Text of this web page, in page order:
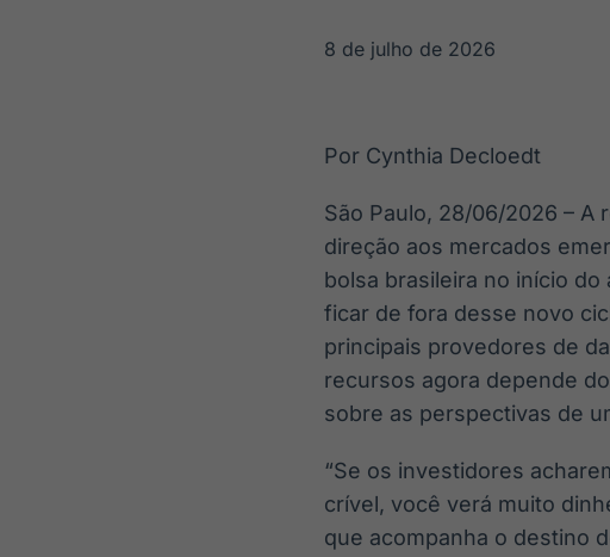
Plataforma para
negociação de
APIs para
integração de
Broadcast
inteligente de
notícias e
conteúdos
Broadcast
A melhor
plataforma para
analisar fundos
de investimento
no Brasil
8 de julho de 2026
Por Cynthia Decloedt
São Paulo, 28/06/2026 –
direção aos mercados
bolsa brasileira no início
ficar de fora desse novo
principais provedores de
recursos agora depende
sobre as perspectivas de
“Se os investidores
crível, você verá muito
que acompanha o destino